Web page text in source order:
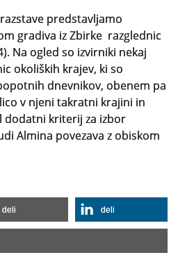
predstavljamo
gradiva iz Zbirke razglednic
Na ogled so izvirniki nekaj
okoliških krajev, ki so
dnevnikov, obenem pa
v njeni takratni krajini in
dodatni kriterij za izbor
Almina povezava z obiskom
deli deli